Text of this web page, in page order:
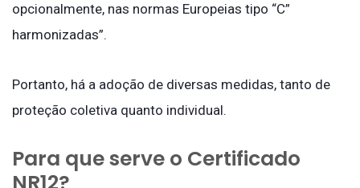
opcionalmente, nas normas Europeias tipo “C”
harmonizadas”.
Portanto, há a adoção de diversas medidas, tanto de
proteção coletiva quanto individual.
Para que serve o Certificado